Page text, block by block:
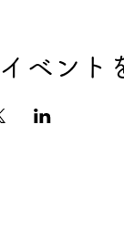
ベント